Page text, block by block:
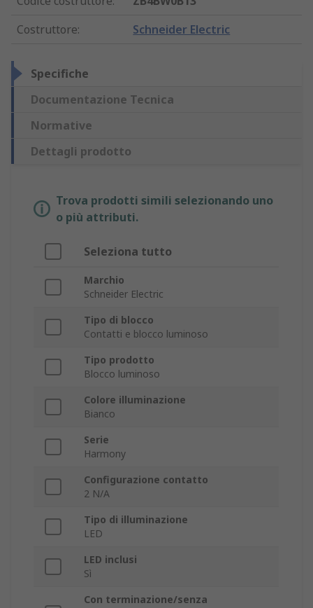
Costruttore: Schneider Electric
Specifiche
Documentazione Tecnica
Normative
Dettagli prodotto
Trova prodotti simili selezionando uno
o più attributi.
Seleziona tutto
Marchio
Schneider Electric
Tipo di blocco
Contatti e blocco luminoso
Tipo prodotto
Blocco luminoso
Colore illuminazione
Bianco
Serie
Harmony
Configurazione contatto
2 N/A
Tipo di illuminazione
LED
LED inclusi
Sì
Con terminazione/senza